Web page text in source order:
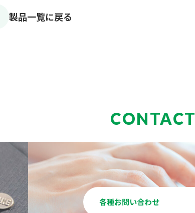
製品一覧に戻る
CONTACT
各種お問い合わせ